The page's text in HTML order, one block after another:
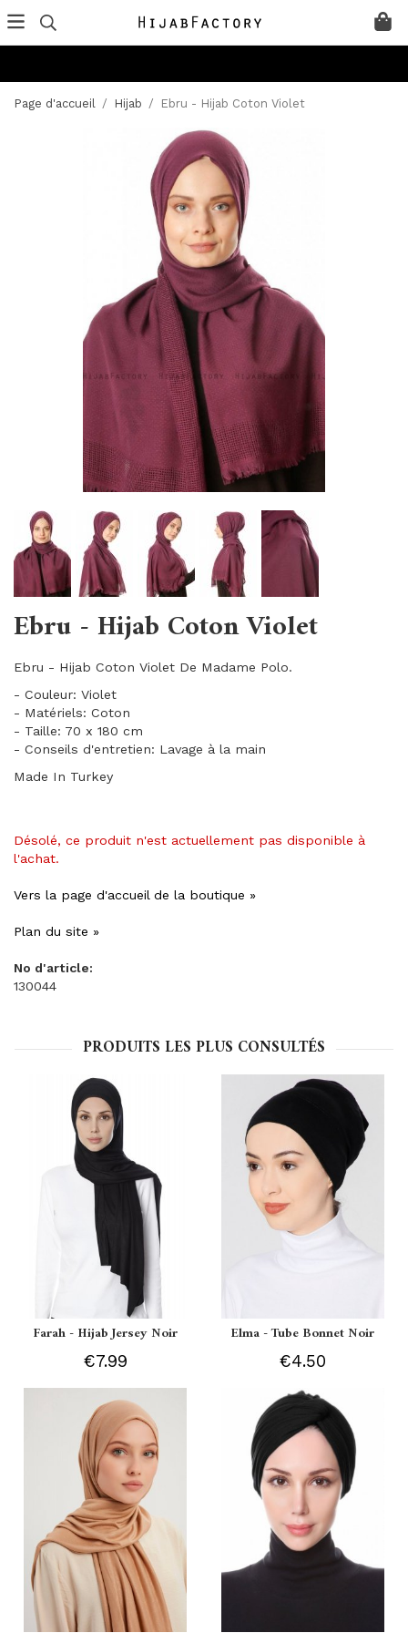
Page d'accueil / Hijab / Ebru - Hijab Coton Violet
Ebru - Hijab Coton Violet
Ebru - Hijab Coton Violet De Madame Polo.
- Couleur: Violet
- Matériels: Coton
- Taille: 70 x 180 cm
- Conseils d'entretien: Lavage à la main
Made In Turkey
Désolé, ce produit n'est actuellement pas disponible à
l'achat.
Vers la page d'accueil de la boutique »
Plan du site »
No d'article:
130044
PRODUITS LES PLUS CONSULTÉS
Farah - Hijab Jersey Noir
€7.99
Elma - Tube Bonnet Noir
€4.50